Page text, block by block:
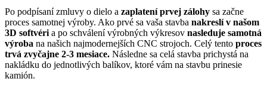
Po podpísaní zmluvy o dielo a zaplatení prvej zálohy sa začne
proces samotnej výroby. Ako prvé sa vaša stavba nakreslí v našom
3D softvéri a po schválení výrobných výkresov nasleduje samotná
výroba na našich najmodernejších CNC strojoch. Celý tento proces
trvá zvyčajne 2-3 mesiace. Následne sa celá stavba prichystá na
nakládku do jednotlivých balíkov, ktoré vám na stavbu prinesie
kamión.